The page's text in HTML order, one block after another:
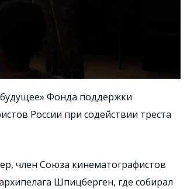
Фонда поддержки
России при содействии треста
член Союза кинематографистов
Шпицберген, где собирал